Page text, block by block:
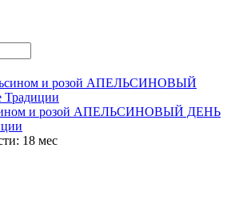
и розой АПЕЛЬСИНОВЫЙ ДЕНЬ
18 мес